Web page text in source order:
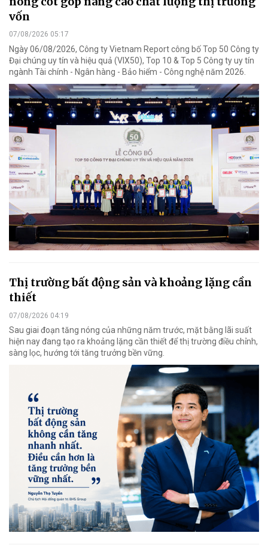
vốn
07/08/2026 05:17
Ngày 06/08/2026, Công ty Vietnam Report công bố Top 50 Công ty
Đại chúng uy tín và hiệu quả (VIX50), Top 10 & Top 5 Công ty uy tín
ngành Tài chính - Ngân hàng - Bảo hiểm - Công nghệ năm 2026.
Thị trường bất động sản và khoảng lặng cần
thiết
07/08/2026 04:19
Sau giai đoạn tăng nóng của những năm trước, mặt bằng lãi suất
hiện nay đang tạo ra khoảng lặng cần thiết để thị trường điều chỉnh,
sàng lọc, hướng tới tăng trưởng bền vững.